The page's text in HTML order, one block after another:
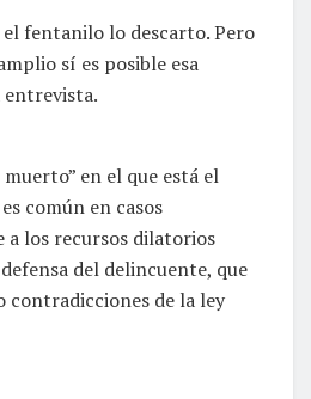
fentanilo lo descarto. Pero
sí es posible esa
entrevista.
en el que está el
común en casos
a los recursos dilatorios
del delincuente, que
contradicciones de la ley